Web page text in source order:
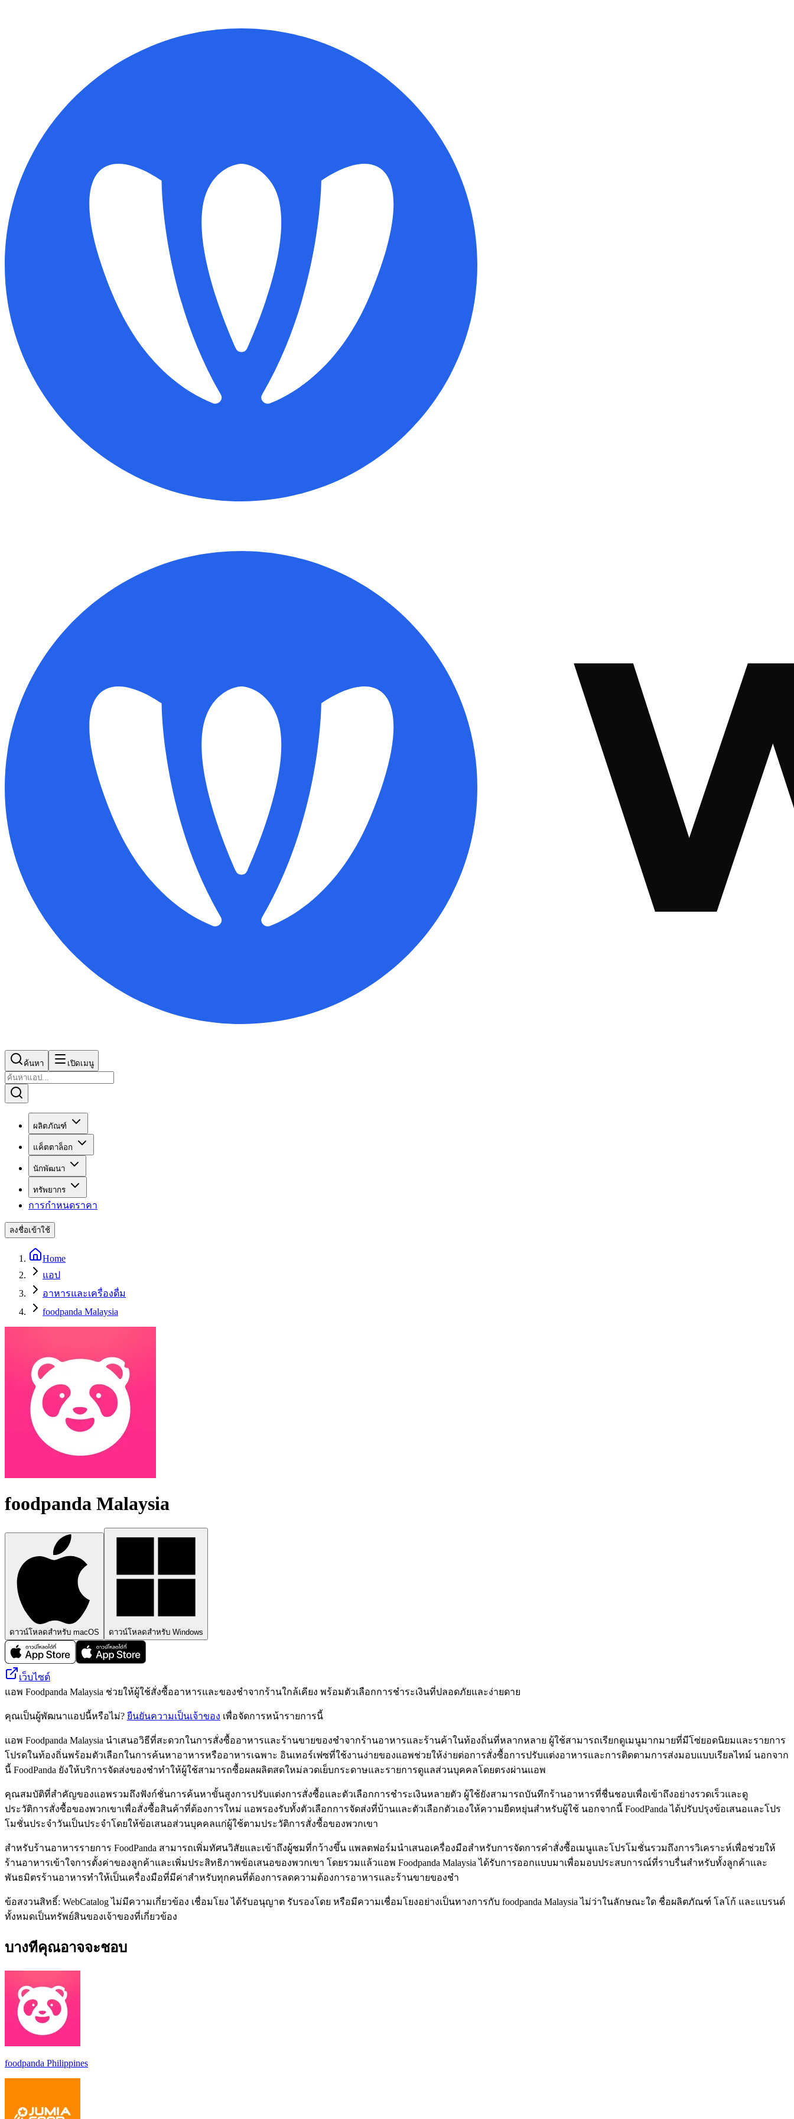
ค้นหา เปิดเมนู
ผลิตภัณฑ์
แค็ตตาล็อก
นักพัฒนา
ทรัพยากร
การกำหนดราคา
ลงชื่อเข้าใช้
Home
แอป
อาหารและเครื่องดื่ม
foodpanda Malaysia
foodpanda Malaysia
ดาวน์โหลดสำหรับ macOS ดาวน์โหลดสำหรับ Windows
เว็บไซต์
แอพ Foodpanda Malaysia ช่วยให้ผู้ใช้สั่งซื้ออาหารและของชำจากร้านใกล้เคียง พร้อมตัวเลือกการชำระเงินที่ปลอดภัยและง่ายดาย
คุณเป็นผู้พัฒนาแอปนี้หรือไม่? ยืนยันความเป็นเจ้าของ เพื่อจัดการหน้ารายการนี้
แอพ Foodpanda Malaysia นำเสนอวิธีที่สะดวกในการสั่งซื้ออาหารและร้านขายของชำจากร้านอาหารและร้านค้าในท้องถิ่นที่หลากหลาย ผู้ใช้สามารถเรียกดูเมนูมากมายที่มีโซ่ยอดนิยมและรายการ
โปรดในท้องถิ่นพร้อมตัวเลือกในการค้นหาอาหารหรืออาหารเฉพาะ อินเทอร์เฟซที่ใช้งานง่ายของแอพช่วยให้ง่ายต่อการสั่งซื้อการปรับแต่งอาหารและการติดตามการส่งมอบแบบเรียลไทม์ นอกจาก
นี้ FoodPanda ยังให้บริการจัดส่งของชำทำให้ผู้ใช้สามารถซื้อผลผลิตสดใหม่ลวดเย็บกระดาษและรายการดูแลส่วนบุคคลโดยตรงผ่านแอพ
คุณสมบัติที่สำคัญของแอพรวมถึงฟังก์ชั่นการค้นหาขั้นสูงการปรับแต่งการสั่งซื้อและตัวเลือกการชำระเงินหลายตัว ผู้ใช้ยังสามารถบันทึกร้านอาหารที่ชื่นชอบเพื่อเข้าถึงอย่างรวดเร็วและดู
ประวัติการสั่งซื้อของพวกเขาเพื่อสั่งซื้อสินค้าที่ต้องการใหม่ แอพรองรับทั้งตัวเลือกการจัดส่งที่บ้านและตัวเลือกตัวเองให้ความยืดหยุ่นสำหรับผู้ใช้ นอกจากนี้ FoodPanda ได้ปรับปรุงข้อเสนอและโปร
โมชั่นประจำวันเป็นประจำโดยให้ข้อเสนอส่วนบุคคลแก่ผู้ใช้ตามประวัติการสั่งซื้อของพวกเขา
สำหรับร้านอาหารรายการ FoodPanda สามารถเพิ่มทัศนวิสัยและเข้าถึงผู้ชมที่กว้างขึ้น แพลตฟอร์มนำเสนอเครื่องมือสำหรับการจัดการคำสั่งซื้อเมนูและโปรโมชั่นรวมถึงการวิเคราะห์เพื่อช่วยให้
ร้านอาหารเข้าใจการตั้งค่าของลูกค้าและเพิ่มประสิทธิภาพข้อเสนอของพวกเขา โดยรวมแล้วแอพ Foodpanda Malaysia ได้รับการออกแบบมาเพื่อมอบประสบการณ์ที่ราบรื่นสำหรับทั้งลูกค้าและ
พันธมิตรร้านอาหารทำให้เป็นเครื่องมือที่มีค่าสำหรับทุกคนที่ต้องการลดความต้องการอาหารและร้านขายของชำ
ข้อสงวนสิทธิ์: WebCatalog ไม่มีความเกี่ยวข้อง เชื่อมโยง ได้รับอนุญาต รับรองโดย หรือมีความเชื่อมโยงอย่างเป็นทางการกับ foodpanda Malaysia ไม่ว่าในลักษณะใด ชื่อผลิตภัณฑ์ โลโก้ และแบรนด์
ทั้งหมดเป็นทรัพย์สินของเจ้าของที่เกี่ยวข้อง
บางทีคุณอาจจะชอบ
foodpanda Philippines